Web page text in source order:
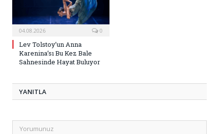
04.08.2026 0
Lev Tolstoy’un Anna
Karenina’sı Bu Kez Bale
Sahnesinde Hayat Buluyor
YANITLA